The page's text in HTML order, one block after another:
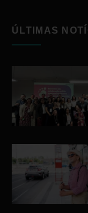
ÚLTIMAS